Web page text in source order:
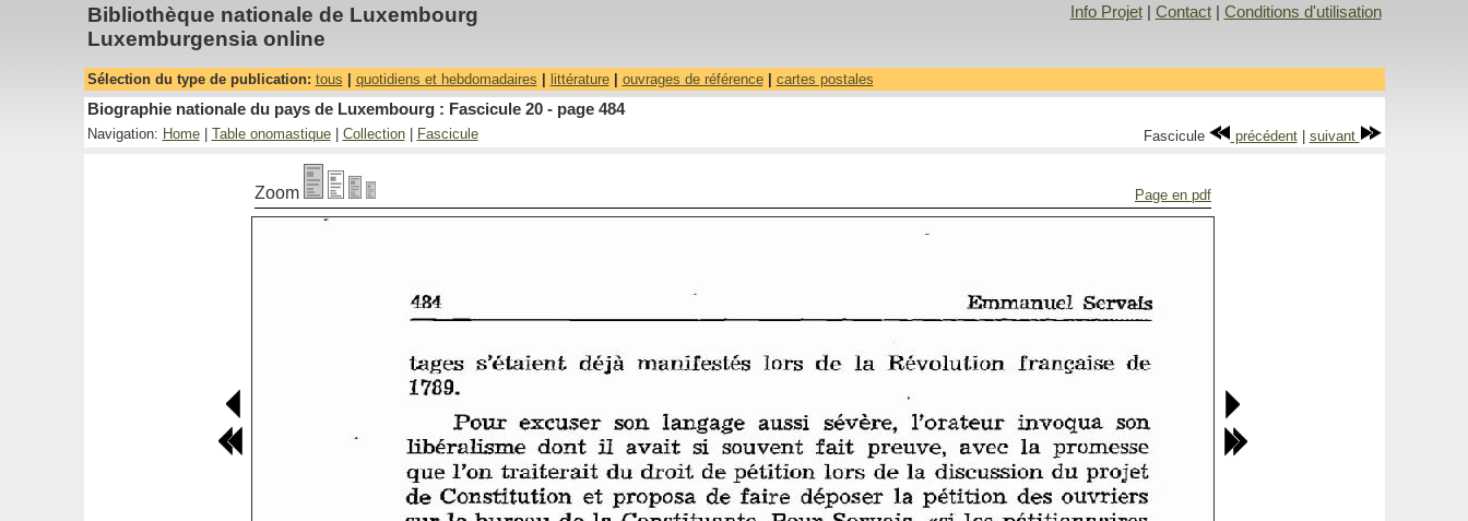
Bibliothèque nationale de Luxembourg
Luxemburgensia online
Info Projet| Contact| Conditions d'utilisation
Sélection du type de publication: tous quotidiens et hebdomadaires littérature| ouvrages de référence| cartes postales
Biographie nationale du pays de Luxembourg : Fascicule 20 - page 484
Navigation: Home| Table onomastique| Collection| Fascicule Fascicule précédent| suivant
Zoom Page en pdf